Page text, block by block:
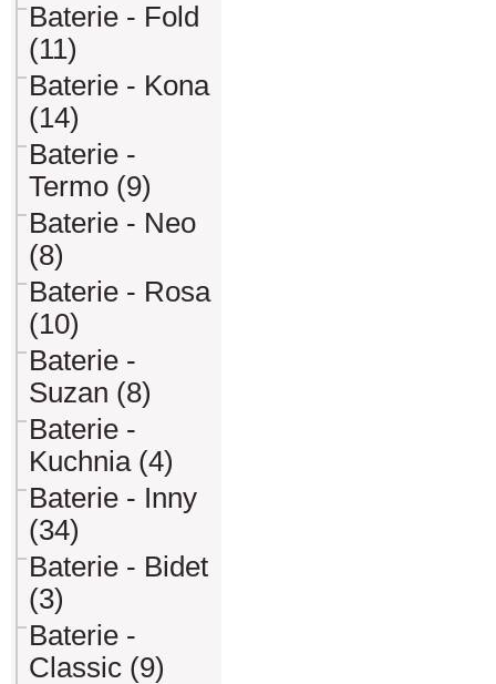
Baterie - Fold
(11)
Baterie - Kona
(14)
Baterie -
Termo (9)
Baterie - Neo
(8)
Baterie - Rosa
(10)
Baterie -
Suzan (8)
Baterie -
Kuchnia (4)
Baterie - Inny
(34)
Baterie - Bidet
(3)
Baterie -
Classic (9)